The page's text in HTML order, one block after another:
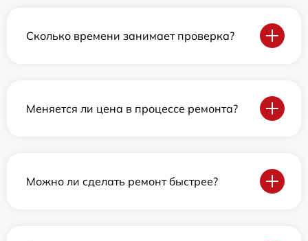
Сколько времени занимает проверка?
Меняется ли цена в процессе ремонта?
Можно ли сделать ремонт быстрее?